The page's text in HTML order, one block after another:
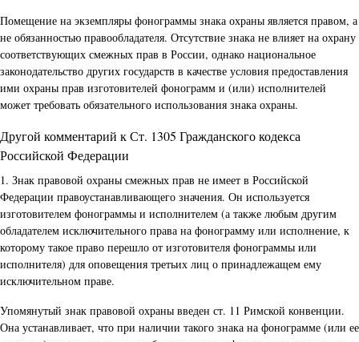
Помещение на экземпляры фонограммы знака охраны является правом, а
не обязанностью правообладателя. Отсутствие знака не влияет на охрану
соответствующих смежных прав в России, однако национальное
законодательство других государств в качестве условия предоставления
ими охраны прав изготовителей фонограмм и (или) исполнителей
может требовать обязательного использования знака охраны.
Другой комментарий к Ст. 1305 Гражданского кодекса
Российской Федерации
1. Знак правовой охраны смежных прав не имеет в Российской
Федерации правоустанавливающего значения. Он используется
изготовителем фонограммы и исполнителем (а также любым другим
обладателем исключительного права на фонограмму или исполнение, к
которому такое право перешло от изготовителя фонограммы или
исполнителя) для оповещения третьих лиц о принадлежащем ему
исключительном праве.
Упомянутый знак правовой охраны введен ст. 11 Римской конвенции.
Она устанавливает, что при наличии такого знака на фонограмме (или ее